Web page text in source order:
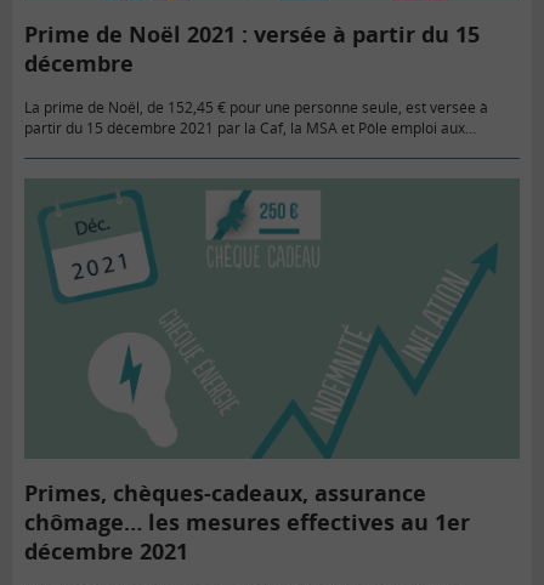
Prime de Noël 2021 : versée à partir du 15
décembre
La prime de Noël, de 152,45 € pour une personne seule, est versée à
partir du 15 décembre 2021 par la Caf, la MSA et Pôle emploi aux
Primes, chèques-cadeaux, assurance
chômage… les mesures effectives au 1er
décembre 2021